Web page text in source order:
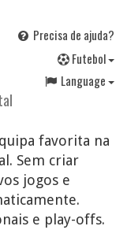
Precisa de ajuda?
Futebol
Language
favorita na
Sem criar
jogos e
e play-offs.